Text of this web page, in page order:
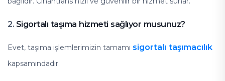
2. Sigortalı taşıma hizmeti sağlıyor musunuz?
Evet, taşıma işlemlerimizin tamamı sigortalı taşımacılık
kapsamındadır.